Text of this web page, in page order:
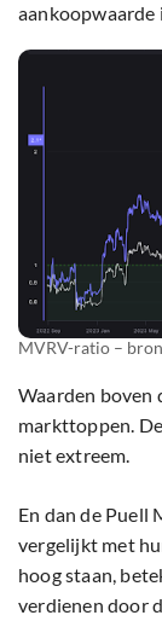
aankoopwaarde
MVRV-ratio –
Waarden boven
markttoppen.
niet extreem.
En dan de Puell
vergelijkt met
hoog staan,
verdienen door